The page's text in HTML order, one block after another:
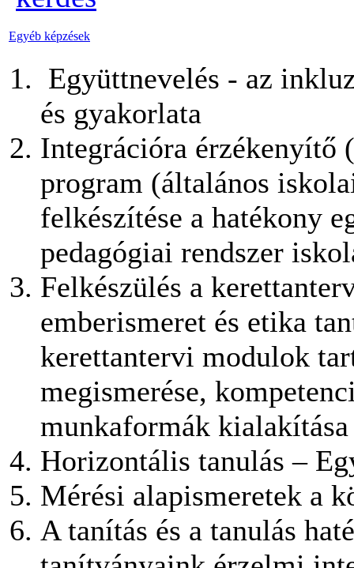
Egyéb képzések
Együttnevelés - az
és gyakorlata
Integrációra érzékenyítő
program (általános
felkészítése a hatékony
pedagógiai rendszer
Felkészülés a
emberismeret és etika
kerettantervi modulok
megismerése,
munkaformák kialakítása
Horizontális tanulás –
Mérési alapismeretek a
A tanítás és a tanulás